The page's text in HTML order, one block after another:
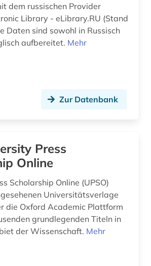
sprachwissenschaften (1)
technikgeschichte (3)
telekommunikation (1)
dem russischen Provider
Library - eLibrary.RU (Stand
aufbereitet. Mehr
Zur Datenbank
Press
Online
Scholarship Online (UPSO)
Universitätsverlage
die Oxford Academic Plattform
grundlegenden Titeln in
der Wissenschaft. Mehr